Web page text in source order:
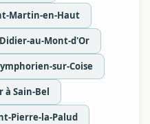
Martin-en-Haut
au-Mont-d'Or
sur-Coise
à Sain-Bel
Pierre-la-Palud